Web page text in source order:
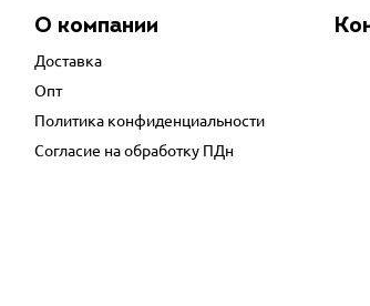
О компании
Доставка
Опт
Политика конфиденциальности
Согласие на обработку ПДн